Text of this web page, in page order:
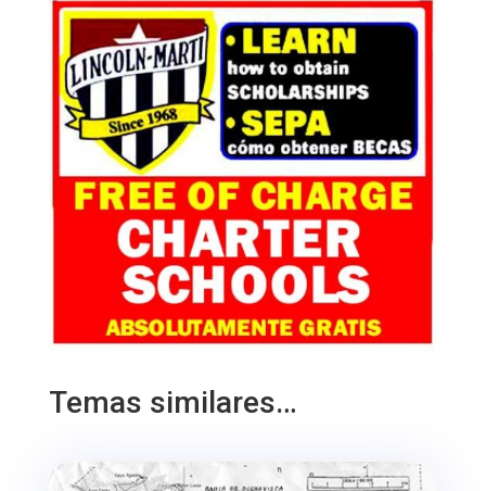
Temas similares…